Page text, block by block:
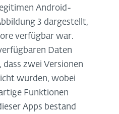
Android-
3 dargestellt,
verfügbar war.
Daten
dass zwei Versionen
wurden, wobei
Funktionen
Apps bestand